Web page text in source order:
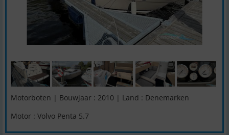
Motorboten | Bouwjaar : 2010 | Land : Denemarken
Motor : Volvo Penta 5.7